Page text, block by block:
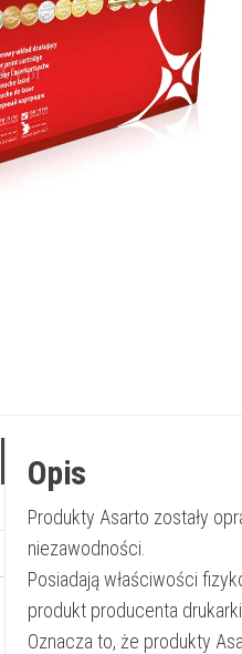
Opis
Produkty Asarto zostały
niezawodności.
Posiadają właściwości
produkt producenta drukarki.
Oznacza to, że produkty